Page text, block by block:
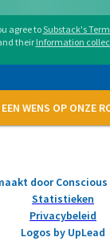
agree toSubstack's
their Information
WENS OP ONZE
door
Statistieken
Privacybeleid
Logos by UpLead